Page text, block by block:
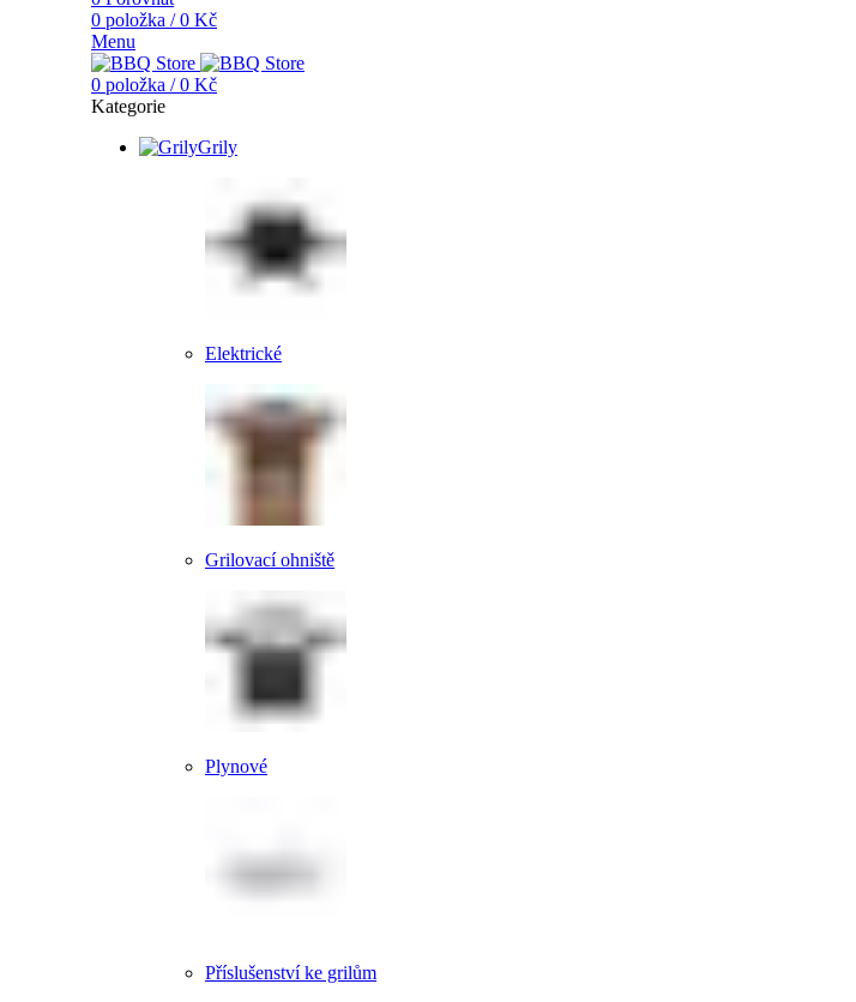
0 položka / 0 Kč
Menu
0 položka / 0 Kč
Kategorie
Grily
Elektrické
Grilovací ohniště
Plynové
Příslušenství ke grilům